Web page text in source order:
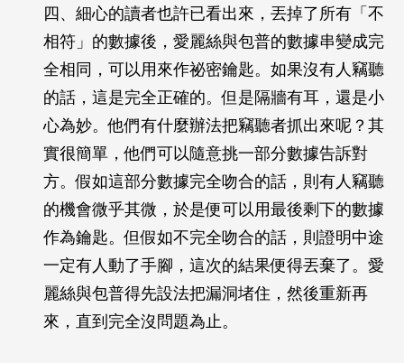
四、細心的讀者也許已看出來，丟掉了所有「不
相符」的數據後，愛麗絲與包普的數據串變成完
全相同，可以用來作祕密鑰匙。如果沒有人竊聽
的話，這是完全正確的。但是隔牆有耳，還是小
心為妙。他們有什麼辦法把竊聽者抓出來呢？其
實很簡單，他們可以隨意挑一部分數據告訴對
方。假如這部分數據完全吻合的話，則有人竊聽
的機會微乎其微，於是便可以用最後剩下的數據
作為鑰匙。但假如不完全吻合的話，則證明中途
一定有人動了手腳，這次的結果便得丟棄了。愛
麗絲與包普得先設法把漏洞堵住，然後重新再
來，直到完全沒問題為止。